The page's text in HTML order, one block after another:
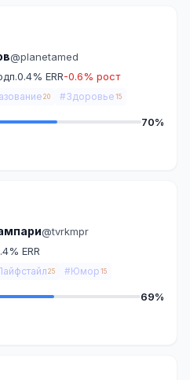
@planetamed
0.4% ERR-0.6% рост
20 #Здоровье 15
70%
@tvrkmpr
ERR
25 #Юмор 15
69%